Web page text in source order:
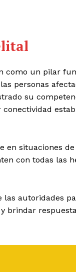
como un pilar
personas
su
en situaciones
con todas las
las autoridades
brindar